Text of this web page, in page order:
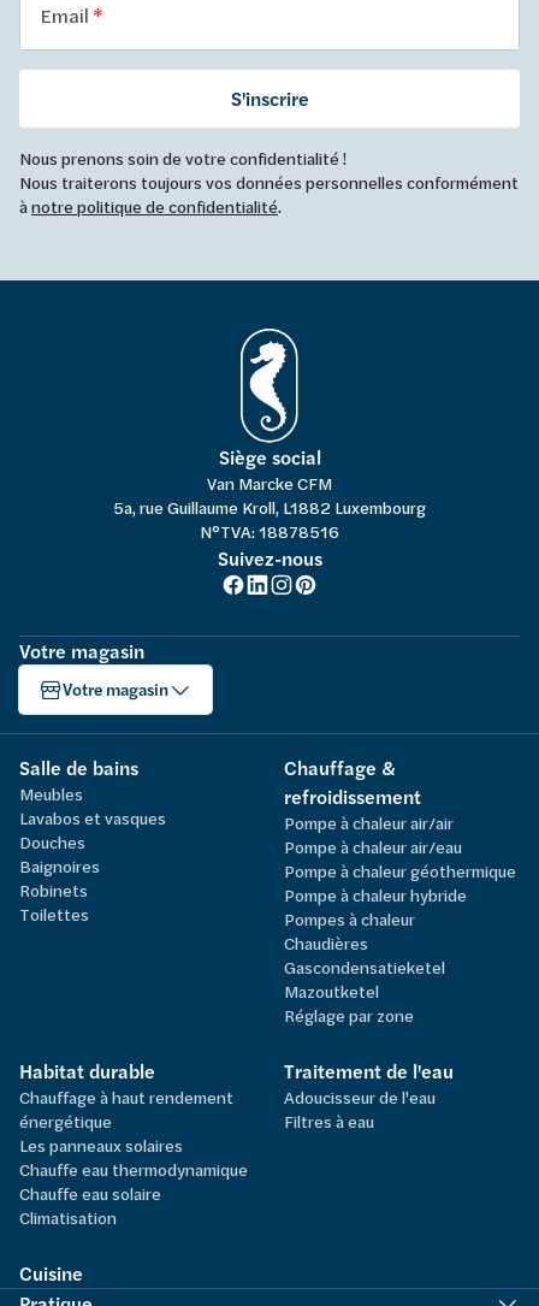
Email
S'inscrire
Nous prenons soin de votre confidentialité !
Nous traiterons toujours vos données personnelles conformément
ànotre politique de confidentialité.
Siège social
Van Marcke CFM
5a, rue Guillaume Kroll, L1882 Luxembourg
N°TVA: 18878516
Suivez-nous
Votre magasin
Votre magasin
Salle de bains
Meubles
Lavabos et vasques
Douches
Baignoires
Robinets
Toilettes
Chauffage &
refroidissement
Pompe à chaleur air/air
Pompe à chaleur air/eau
Pompe à chaleur géothermique
Pompe à chaleur hybride
Pompes à chaleur
Chaudières
Gascondensatieketel
Mazoutketel
Réglage par zone
Habitat durable
Chauffage à haut rendement
énergétique
Les panneaux solaires
Chauffe eau thermodynamique
Chauffe eau solaire
Climatisation
Traitement de l'eau
Adoucisseur de l'eau
Filtres à eau
Cuisine